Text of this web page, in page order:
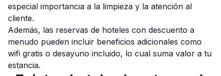
especial importancia a la limpieza y la atención al
cliente.
Además, las reservas de hoteles con descuento a
menudo pueden incluir beneficios adicionales como
wifi gratis o desayuno incluido, lo cual suma valor a tu
estancia.